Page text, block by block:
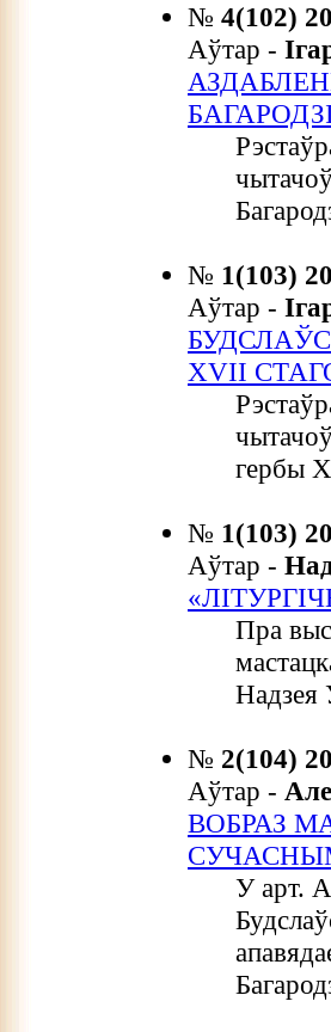
№ 4(102)
Аўтар -
№ 1(103)
Аўтар -
XVII
гербы
№ 1(103)
Аўтар -
Пра
Надзея
№ 2(104)
Аўтар -
ВОБРАЗ
У арт.